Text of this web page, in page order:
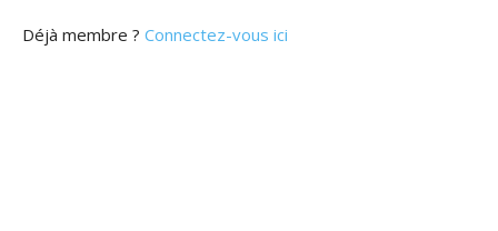
Déjà membre ? Connectez-vous ici